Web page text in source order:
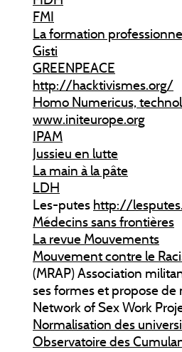
FMI
La formation
Gisti
GREENPEACE
http://hacktivismes.org/
Homo Numericus,
www.initeurope.org
IPAM
Jussieu en lutte
La main à la pâte
LDH
Les-putes http://
Médecins sans frontières
La revue Mouvements
Mouvement contre le
(MRAP) Association
ses formes et propose
Network of Sex Work
Normalisation des
Observatoire des